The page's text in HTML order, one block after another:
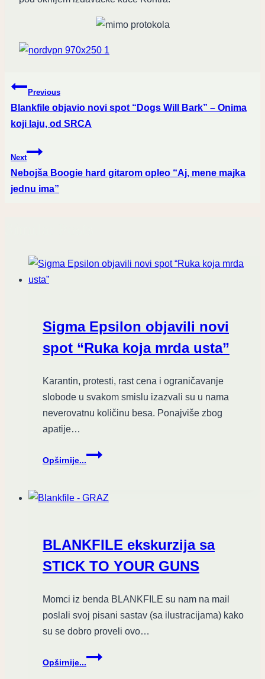
Post
navigation
Previous
Blankfile objavio novi spot “Dogs Will Bark” – Onima
koji laju, od SRCA
Next
Nebojša Boogie hard gitarom opleo “Aj, mene majka
jednu ima”
Sigma Epsilon objavili novi
spot “Ruka koja mrda usta”
Karantin, protesti, rast cena i ograničavanje
slobode u svakom smislu izazvali su u nama
neverovatnu količinu besa. Ponajviše zbog
apatije…
Opširnije...
Sigma
Epsilon
novi
mrda
usta”
BLANKFILE ekskurzija sa
STICK TO YOUR GUNS
Momci iz benda BLANKFILE su nam na mail
poslali svoj pisani sastav (sa ilustracijama) kako
su se dobro proveli ovo…
Opširnije...
BLANKFILE
ekskurzija